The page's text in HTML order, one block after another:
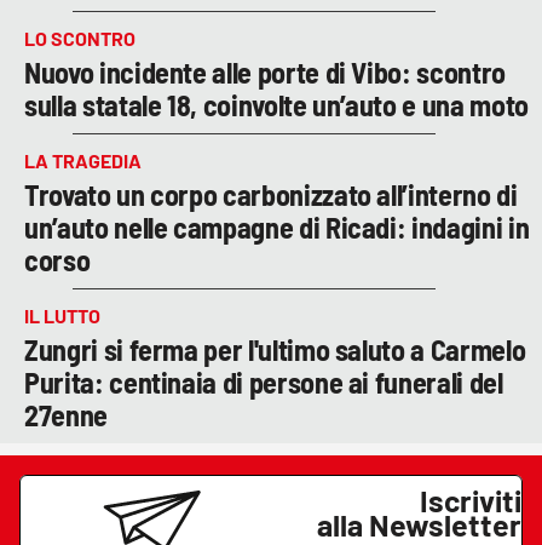
LO SCONTRO
Nuovo incidente alle porte di Vibo: scontro
sulla statale 18, coinvolte un’auto e una moto
LA TRAGEDIA
Trovato un corpo carbonizzato all’interno di
un’auto nelle campagne di Ricadi: indagini in
corso
IL LUTTO
Zungri si ferma per l'ultimo saluto a Carmelo
Purita: centinaia di persone ai funerali del
27enne
Iscriviti
alla Newsletter